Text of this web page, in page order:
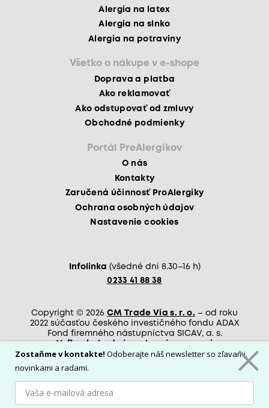
Alergia na latex
Alergia na slnko
Alergia na potraviny
Všetko o nákupe v e-shope
Doprava a platba
Ako reklamovať
Ako odstupovať od zmluvy
Obchodné podmienky
Portál PreAlergikov
O nás
Kontakty
Zaručená účinnosť ProAlergiky
Ochrana osobných údajov
Nastavenie cookies
Infolinka (všedné dni 8.30–16 h)
0233 41 88 38
Copyright © 2026 CM Trade Via s. r. o. – od roku
2022 súčasťou českého investičného fondu ADAX
Fond firemného nástupníctva SICAV, a. s.
týchto stránok je možné výhradne s písomným súhlasom
Zostaňme v kontakte! Odoberajte náš newsletter so zľavami,
novinkami a radami.